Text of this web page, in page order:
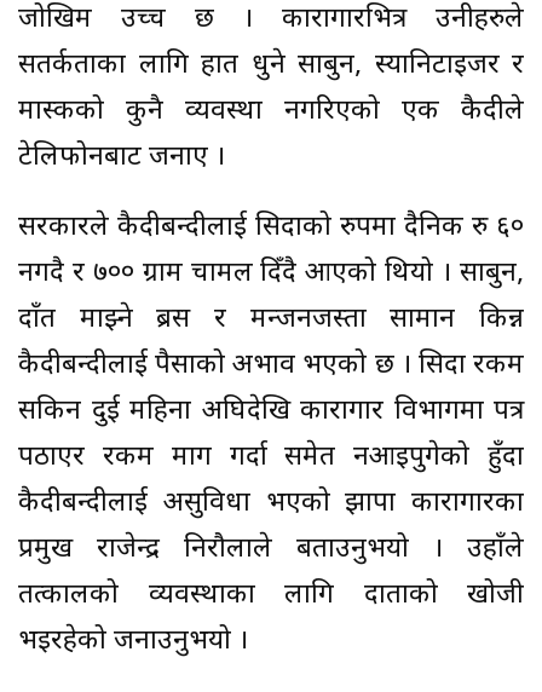
जोखिम उच्च छ । कारागारभित्र उनीहरुले
सतर्कताका लागि हात धुने साबुन, स्यानिटाइजर र
मास्कको कुनै व्यवस्था नगरिएको एक कैदीले
टेलिफोनबाट जनाए ।
सरकारले कैदीबन्दीलाई सिदाको रुपमा दैनिक रु ६०
नगदै र ७०० ग्राम चामल दिँदै आएको थियो । साबुन,
दाँत माझ्ने ब्रस र मन्जनजस्ता सामान किन्न
कैदीबन्दीलाई पैसाको अभाव भएको छ । सिदा रकम
सकिन दुई महिना अघिदेखि कारागार विभागमा पत्र
पठाएर रकम माग गर्दा समेत नआइपुगेको हुँदा
कैदीबन्दीलाई असुविधा भएको झापा कारागारका
प्रमुख राजेन्द्र निरौलाले बताउनुभयो । उहाँले
तत्कालको व्यवस्थाका लागि दाताको खोजी
भइरहेको जनाउनुभयो ।